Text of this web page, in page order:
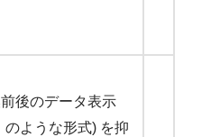
後のデータ表示
のような形式) を抑